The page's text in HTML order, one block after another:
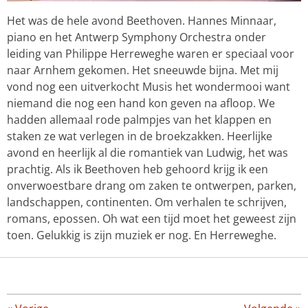
Het was de hele avond Beethoven. Hannes Minnaar,
piano en het Antwerp Symphony Orchestra onder
leiding van Philippe Herreweghe waren er speciaal voor
naar Arnhem gekomen. Het sneeuwde bijna. Met mij
vond nog een uitverkocht Musis het wondermooi want
niemand die nog een hand kon geven na afloop. We
hadden allemaal rode palmpjes van het klappen en
staken ze wat verlegen in de broekzakken. Heerlijke
avond en heerlijk al die romantiek van Ludwig, het was
prachtig. Als ik Beethoven heb gehoord krijg ik een
onverwoestbare drang om zaken te ontwerpen, parken,
landschappen, continenten. Om verhalen te schrijven,
romans, epossen. Oh wat een tijd moet het geweest zijn
toen. Gelukkig is zijn muziek er nog. En Herreweghe.